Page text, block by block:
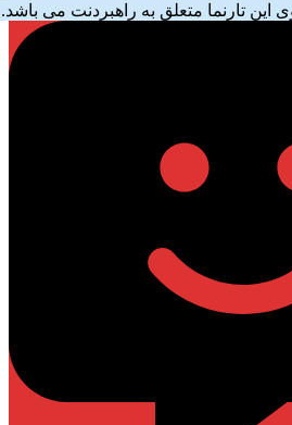
این تارنما متعلق به راهبردنت می باشد.